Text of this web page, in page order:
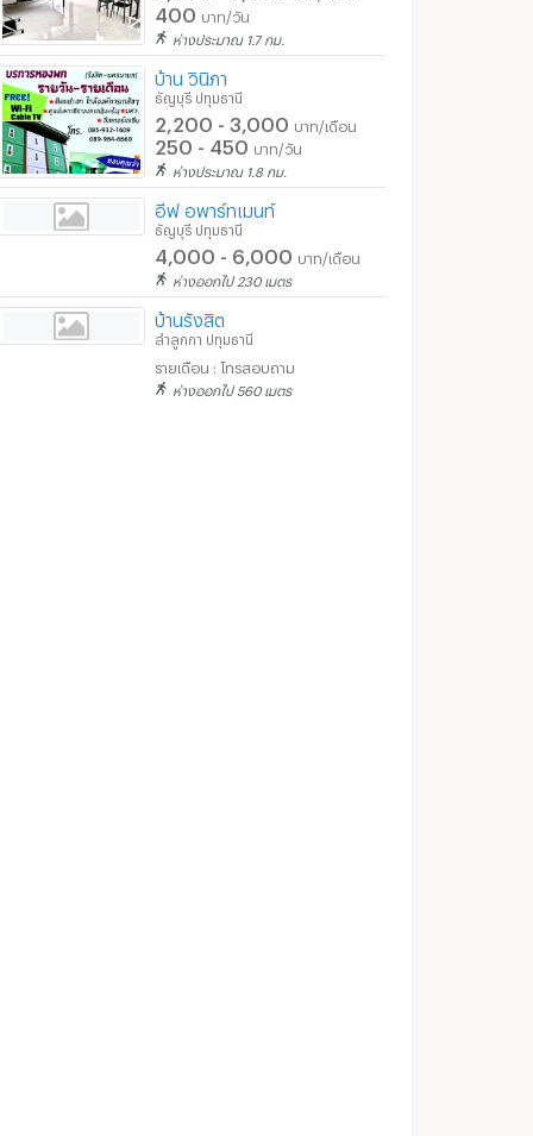
400 บาท/วัน
ห่างประมาณ 1.7 กม.
บ้าน วินิภา
ธัญบุรี ปทุมธานี
2,200 - 3,000 บาท/เดือน
250 - 450 บาท/วัน
ห่างประมาณ 1.8 กม.
อีฟ อพาร์ทเมนท์
ธัญบุรี ปทุมธานี
4,000 - 6,000 บาท/เดือน
ห่างออกไป 230 เมตร
บ้านรังสิต
ลำลูกกา ปทุมธานี
รายเดือน : โทรสอบถาม
ห่างออกไป 560 เมตร